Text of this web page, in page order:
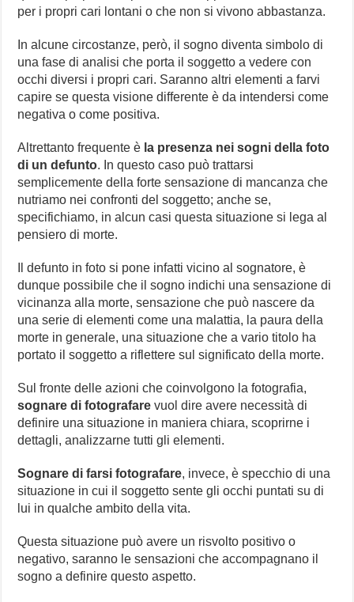
per i propri cari lontani o che non si vivono abbastanza.
In alcune circostanze, però, il sogno diventa simbolo di
una fase di analisi che porta il soggetto a vedere con
occhi diversi i propri cari. Saranno altri elementi a farvi
capire se questa visione differente è da intendersi come
negativa o come positiva.
Altrettanto frequente è la presenza nei sogni della foto
di un defunto. In questo caso può trattarsi
semplicemente della forte sensazione di mancanza che
nutriamo nei confronti del soggetto; anche se,
specifichiamo, in alcun casi questa situazione si lega al
pensiero di morte.
Il defunto in foto si pone infatti vicino al sognatore, è
dunque possibile che il sogno indichi una sensazione di
vicinanza alla morte, sensazione che può nascere da
una serie di elementi come una malattia, la paura della
morte in generale, una situazione che a vario titolo ha
portato il soggetto a riflettere sul significato della morte.
Sul fronte delle azioni che coinvolgono la fotografia,
sognare di fotografare vuol dire avere necessità di
definire una situazione in maniera chiara, scoprirne i
dettagli, analizzarne tutti gli elementi.
Sognare di farsi fotografare, invece, è specchio di una
situazione in cui il soggetto sente gli occhi puntati su di
lui in qualche ambito della vita.
Questa situazione può avere un risvolto positivo o
negativo, saranno le sensazioni che accompagnano il
sogno a definire questo aspetto.